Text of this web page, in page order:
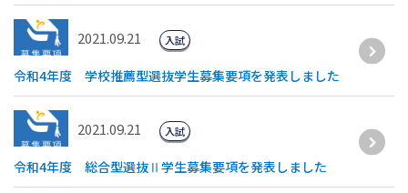
2021.09.21
令和4年度 学校推薦型選抜学生募集要項を発表しました
入試
2021.09.21
令和4年度 総合型選抜Ⅱ学生募集要項を発表しました
入試